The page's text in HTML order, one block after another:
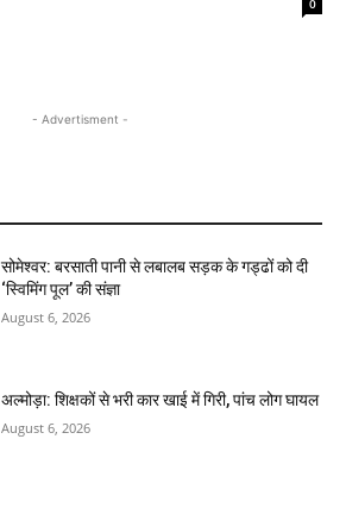
0
- Advertisment -
सोमेश्वर: बरसाती पानी से लबालब सड़क के गड्ढों को दी
‘स्विमिंग पूल’ की संज्ञा
August 6, 2026
अल्मोड़ा: शिक्षकों से भरी कार खाई में गिरी, पांच लोग घायल
August 6, 2026